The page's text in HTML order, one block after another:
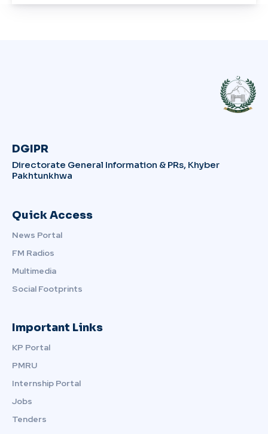
DGIPR
Directorate General Information & PRs, Khyber
Pakhtunkhwa
Quick Access
News Portal
FM Radios
Multimedia
Social Footprints
Important Links
KP Portal
PMRU
Internship Portal
Jobs
Tenders